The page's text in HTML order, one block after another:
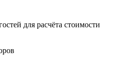
для расчёта стоимости